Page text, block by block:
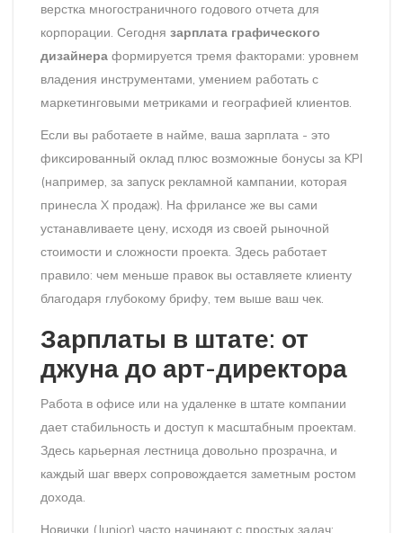
верстка многостраничного годового отчета для
корпорации. Сегодня зарплата графического
дизайнера формируется тремя факторами: уровнем
владения инструментами, умением работать с
маркетинговыми метриками и географией клиентов.
Если вы работаете в найме, ваша зарплата - это
фиксированный оклад плюс возможные бонусы за KPI
(например, за запуск рекламной кампании, которая
принесла X продаж). На фрилансе же вы сами
устанавливаете цену, исходя из своей рыночной
стоимости и сложности проекта. Здесь работает
правило: чем меньше правок вы оставляете клиенту
благодаря глубокому брифу, тем выше ваш чек.
Зарплаты в штате: от
джуна до арт-директора
Работа в офисе или на удаленке в штате компании
дает стабильность и доступ к масштабным проектам.
Здесь карьерная лестница довольно прозрачна, и
каждый шаг вверх сопровождается заметным ростом
дохода.
Новички (Junior) часто начинают с простых задач: